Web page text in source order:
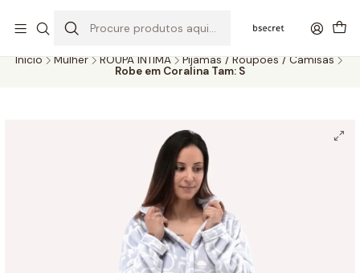
A 5 DIAS
Início Mulher ROUPA ÍNTIMA
Pijamas / Roupões / Camisas
Robe em Coralina Tam: S